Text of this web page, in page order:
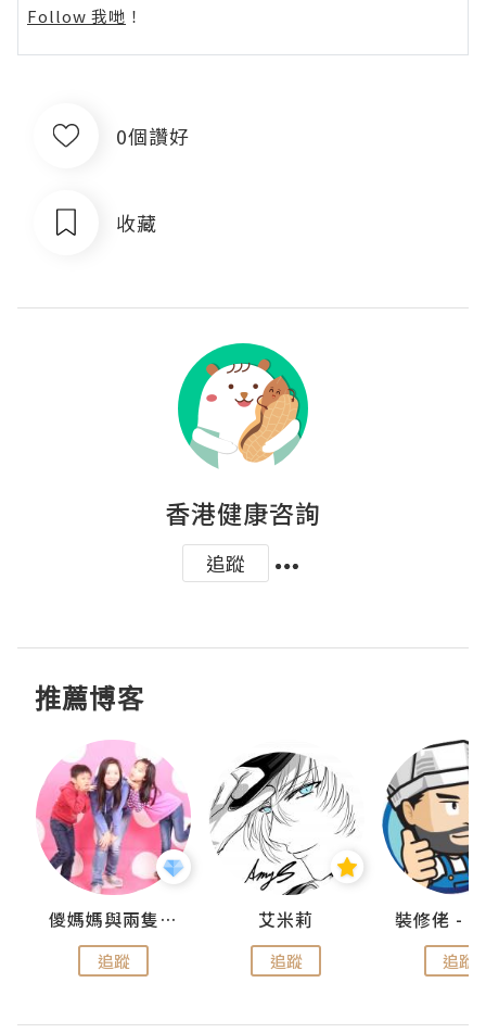
Follow 我哋 ！
0個讚好
收藏
香港健康咨詢
追蹤
推薦博客
儍媽媽與兩隻小魔怪之家
追蹤
艾米莉
追蹤 追蹤